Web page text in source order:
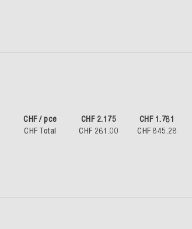
CHF / pce
CHF Total
CHF 2.175
CHF 261.00
CHF 1.761
CHF 845.28